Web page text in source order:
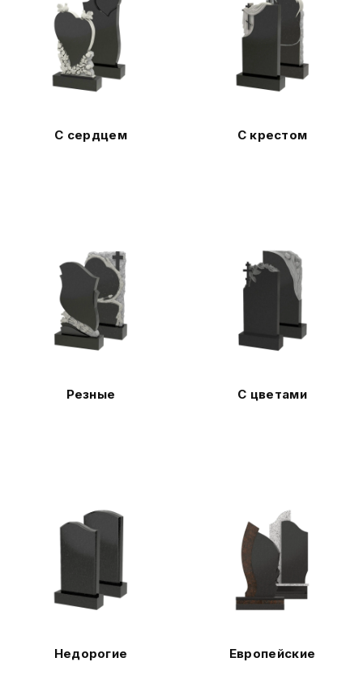
С сердцем С крестом
Резные С цветами
Недорогие Европейские